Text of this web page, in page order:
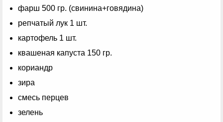
фарш 500 гр. (свинина+говядина)
репчатый лук 1 шт.
картофель 1 шт.
квашеная капуста 150 гр.
кориандр
зира
смесь перцев
зелень